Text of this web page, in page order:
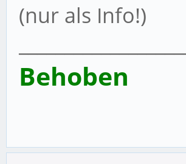
(nur als Info!)
Behoben